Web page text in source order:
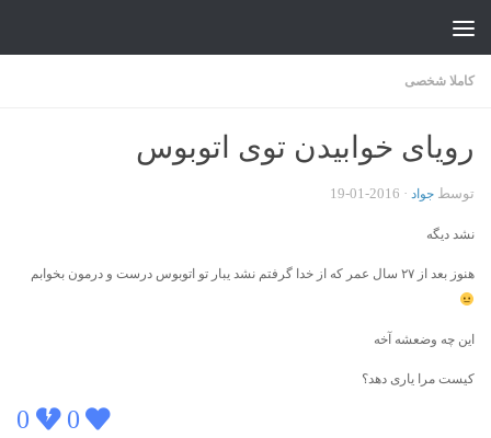
کاملا شخصی
رویای خوابیدن توی اتوبوس
توسط جواد ·
2016-01-19
نشد دیگه
هنوز بعد از ۲۷ سال عمر که از خدا گرفتم نشد یبار تو اتوبوس درست و درمون بخوابم
این چه وضعشه آخه
کیست مرا یاری دهد؟
0
0